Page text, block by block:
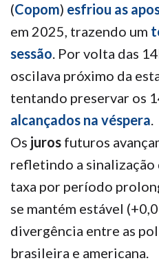
(Copom) esfriou as
em 2025, trazendo um
sessão. Por volta das
oscilava próximo da
tentando preservar os
alcançados na véspera.
Os juros futuros
refletindo a sinalização
taxa por período
se mantém estável
divergência entre as
brasileira e americana.